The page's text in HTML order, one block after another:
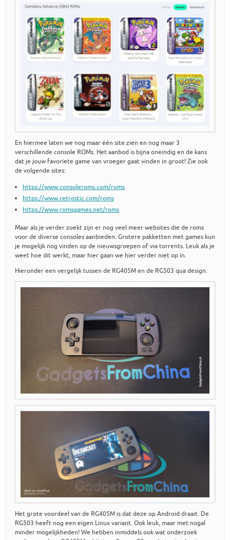
En hiermee laten we nog maar één site zien en nog maar 3
verschillende console ROMs. Het aanbod is bijna oneindig en de kans
dat je jouw favoriete game van vroeger gaat vinden in groot! Zie ook
de volgende sites:
https://www.consoleroms.com/roms
https://www.retrostic.com/roms
https://www.romsgames.net/roms
Maar als je verder zoekt zijn er nog veel meer websites die de roms
voor de diverse consoles aanbieden. Grotere pakketten met games kun
je mogelijk nog vinden op de nieuwsgroepen of via torrents. Leuk als je
weet hoe dit werkt, maar hier gaan we hier verder niet op in.
Hieronder een vergelijk tussen de RG405M en de RG503 qua design.
Het grote voordeel van de RG405M is dat deze op Android draait. De
RG503 heeft nog een eigen Linux variant. Ook leuk, maar met nogal
minder mogelijkheden! We hebben inmiddels ook wat onderzoek